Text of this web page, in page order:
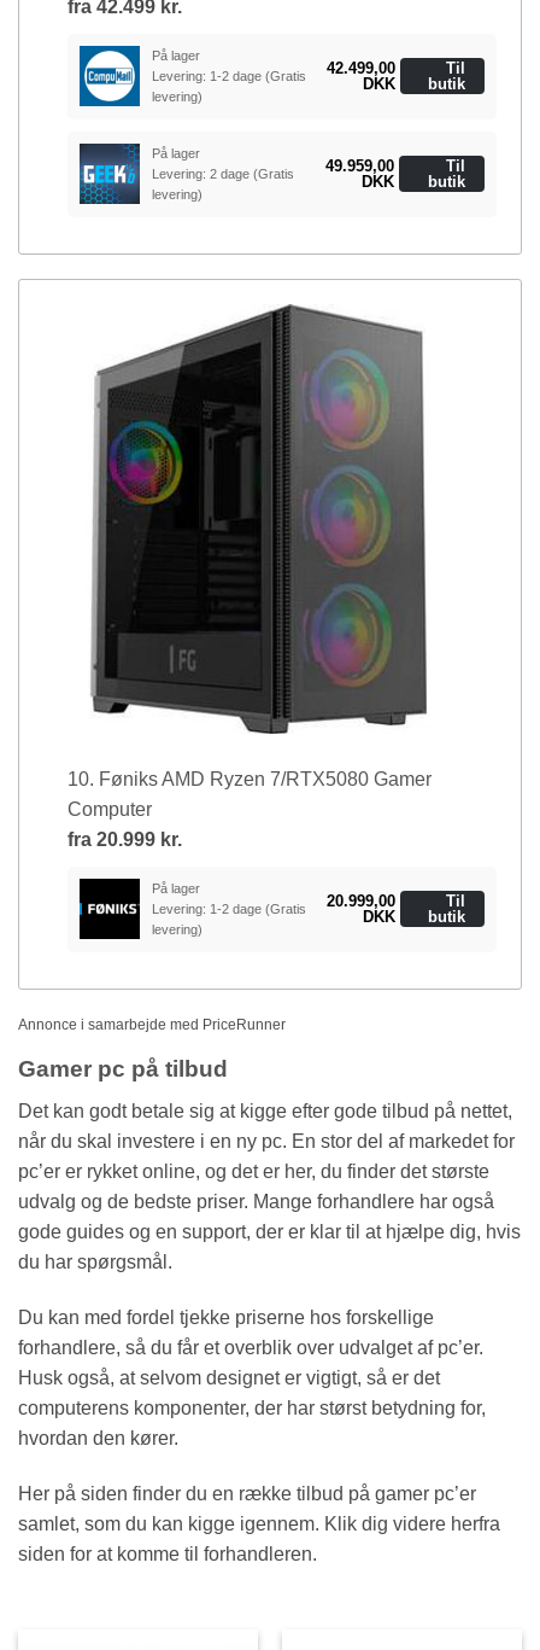
fra 42.499 kr.
På lager
Levering: 1-2 dage (Gratis
levering)
42.499,00
DKK
Til
butik
På lager
Levering: 2 dage (Gratis
levering)
49.959,00
DKK
Til
butik
10. Føniks AMD Ryzen 7/RTX5080 Gamer
Computer
fra 20.999 kr.
På lager
Levering: 1-2 dage (Gratis
levering)
20.999,00
DKK
Til
butik
Annonce i samarbejde med PriceRunner
Gamer pc på tilbud
Det kan godt betale sig at kigge efter gode tilbud på nettet,
når du skal investere i en ny pc. En stor del af markedet for
pc’er er rykket online, og det er her, du finder det største
udvalg og de bedste priser. Mange forhandlere har også
gode guides og en support, der er klar til at hjælpe dig, hvis
du har spørgsmål.
Du kan med fordel tjekke priserne hos forskellige
forhandlere, så du får et overblik over udvalget af pc’er.
Husk også, at selvom designet er vigtigt, så er det
computerens komponenter, der har størst betydning for,
hvordan den kører.
Her på siden finder du en række tilbud på gamer pc’er
samlet, som du kan kigge igennem. Klik dig videre herfra
siden for at komme til forhandleren.